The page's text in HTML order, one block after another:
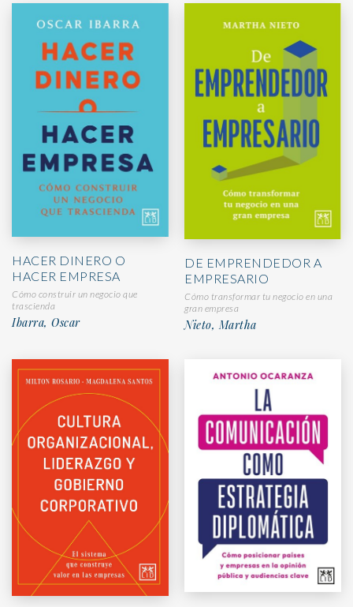
HACER DINERO O
HACER EMPRESA
Cómo construir un negocio que
trascienda
Ibarra, Oscar
DE EMPRENDEDOR A
EMPRESARIO
Cómo transformar tu negocio en una
gran empresa
Nieto, Martha